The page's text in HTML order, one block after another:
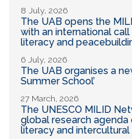
8 July, 2026
The UAB opens the
with an international
literacy and
6 July, 2026
The UAB organises a
Summer School’
27 March, 2026
The UNESCO MILID
global research
literacy and intercultural